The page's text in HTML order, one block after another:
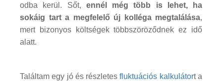
odba kerül. Sőt, ennél még több is lehet, ha
sokáig tart a megfelelő új kolléga megtalálása,
mert bizonyos költségek többszöröződnek ez idő
alatt.
Találtam egy jó és részletesfluktuációs kalkulátort a